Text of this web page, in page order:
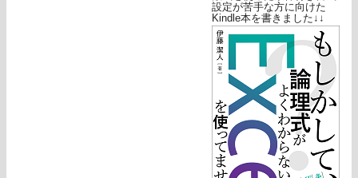
設定が苦手な方に向けた
Kindle本を書きました↓↓